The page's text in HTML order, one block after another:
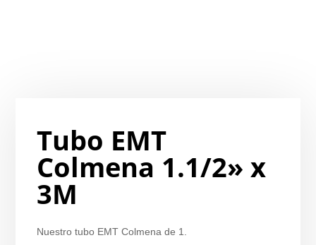
Tubo EMT
Colmena 1.1/2» x
3M
Nuestro tubo EMT Colmena de 1.